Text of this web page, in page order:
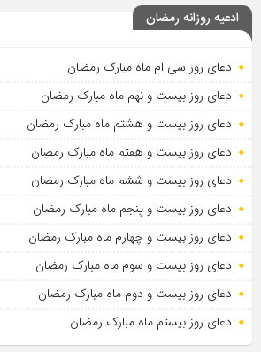
ادعیه روزانه رمضان
دعای روز سی ام ماه مبارک رمضان
دعای روز بیست و نهم ماه مبارک رمضان
دعای روز بیست و هشتم ماه مبارک رمضان
دعای روز بیست و هفتم ماه مبارک رمضان
دعای روز بیست و ششم ماه مبارک رمضان
دعای روز بیست و پنجم ماه مبارک رمضان
دعای روز بیست و چهارم ماه مبارک رمضان
دعای روز بیست و سوم ماه مبارک رمضان
دعای روز بیست و دوم ماه مبارک رمضان
دعای روز بیستم ماه مبارک رمضان